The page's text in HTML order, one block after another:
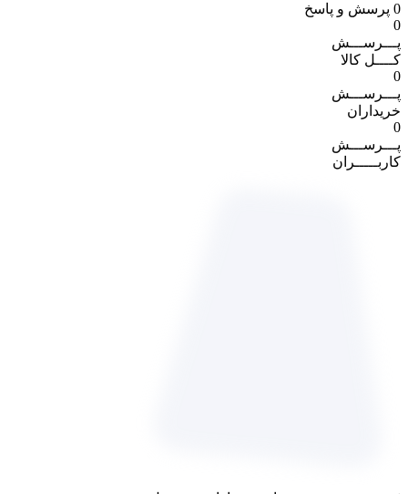
0 پرسش و پاسخ
0
پـــرســـش
کــــل کالا
0
پـــرســـش
خریداران
0
پـــرســـش
کاربـــــران